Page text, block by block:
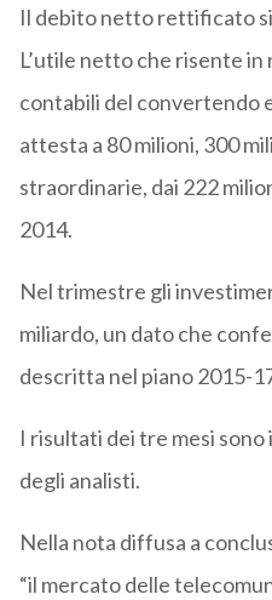
Il debito netto rettificato
L’utile netto che risente
contabili del convertendo
attesta a 80 milioni, 300
straordinarie, dai 222
2014.
Nel trimestre gli
miliardo, un dato che
descritta nel piano 2015-
I risultati dei tre mesi sono
degli analisti.
Nella nota diffusa a
“il mercato delle